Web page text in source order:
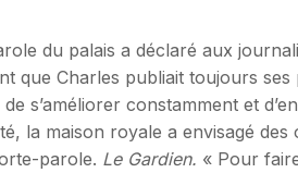
du palais a déclaré aux
que Charles publiait toujours
s’améliorer constamment et
la maison royale a envisagé
parole. Le Gardien. « Pour